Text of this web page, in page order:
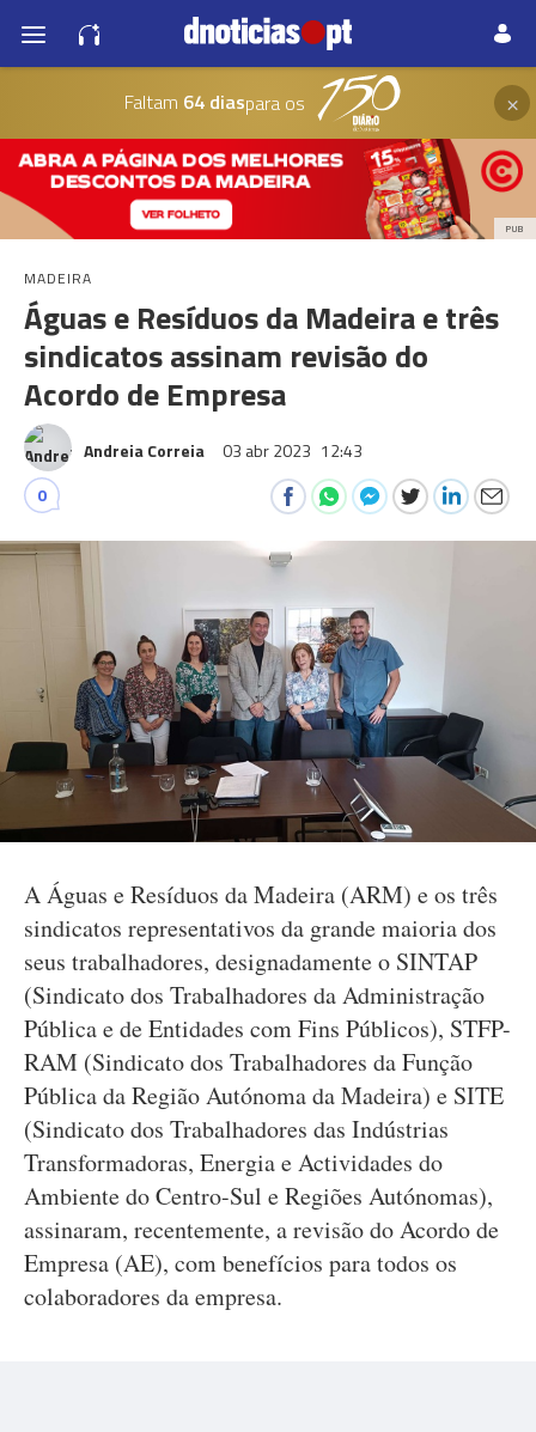
Faltam 64 diaspara os ×
PUB
MADEIRA
Águas e Resíduos da Madeira e três
sindicatos assinam revisão do
Acordo de Empresa
Andreia Correia 03 abr 2023 12:43
0
A Águas e Resíduos da Madeira (ARM) e os três
sindicatos representativos da grande maioria dos
seus trabalhadores, designadamente o SINTAP
(Sindicato dos Trabalhadores da Administração
Pública e de Entidades com Fins Públicos), STFP-
RAM (Sindicato dos Trabalhadores da Função
Pública da Região Autónoma da Madeira) e SITE
(Sindicato dos Trabalhadores das Indústrias
Transformadoras, Energia e Actividades do
Ambiente do Centro-Sul e Regiões Autónomas),
assinaram, recentemente, a revisão do Acordo de
Empresa (AE), com benefícios para todos os
colaboradores da empresa.